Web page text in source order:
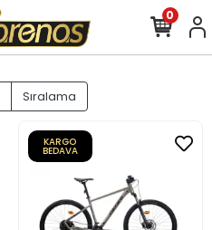
0
Sıralama
KARGO
BEDAVA